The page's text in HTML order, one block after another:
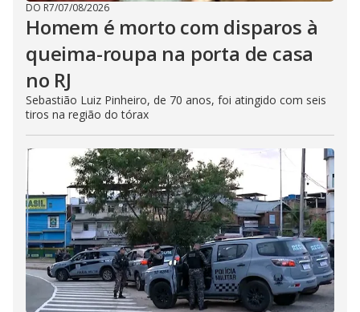
DO R7/07/08/2026
Homem é morto com disparos à
queima-roupa na porta de casa
no RJ
Sebastião Luiz Pinheiro, de 70 anos, foi atingido com seis
tiros na região do tórax